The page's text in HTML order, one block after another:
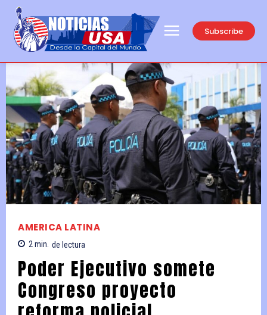
Subscribe
AMERICA LATINA
2min. de lectura
Poder Ejecutivo somete
Congreso proyecto